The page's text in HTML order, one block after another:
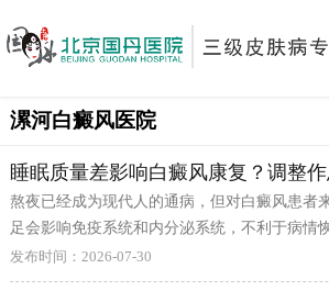
漯河白癜风医院
睡眠质量差影响白癜风康复？调整
熬夜已经成为现代人的通病，但对白癜风患者
足会影响免疫系统和内分泌系统，不利于病情
习惯，对康复至关重要。 在睡眠调理方面，患
手。首先要保持积极乐观的心态，不要被暂时
发布时间：2026-07-30